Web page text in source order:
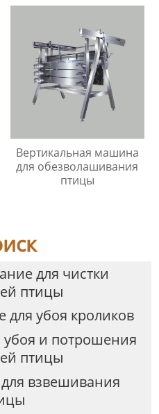
Вертикальная машина
для обезволашивания
птицы
для чистки
птицы
для убоя кроликов
и потрошения
птицы
взвешивания